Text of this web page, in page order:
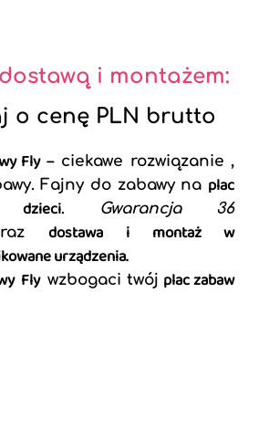
i montażem:
o cenę PLN brutto
Fly– ciekawe rozwiązanie ,
Fajny do zabawy na plac
.
Gwarancja 36
dostawa i montaż w
urządzenia.
Fly wzbogaci twój plac zabaw